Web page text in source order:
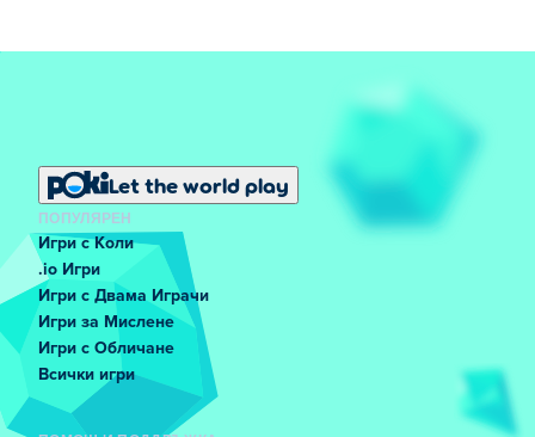
Let the world play
ПОПУЛЯРЕН
Игри с Коли
.io Игри
Игри с Двама Играчи
Игри за Мислене
Игри с Обличане
Всички игри